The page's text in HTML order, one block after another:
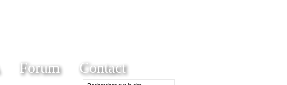
Forum Contact